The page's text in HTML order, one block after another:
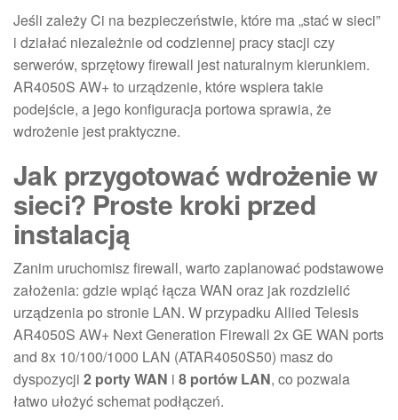
Jeśli zależy Ci na bezpieczeństwie, które ma „stać w sieci”
i działać niezależnie od codziennej pracy stacji czy
serwerów, sprzętowy firewall jest naturalnym kierunkiem.
AR4050S AW+ to urządzenie, które wspiera takie
podejście, a jego konfiguracja portowa sprawia, że
wdrożenie jest praktyczne.
Jak przygotować wdrożenie w
sieci? Proste kroki przed
instalacją
Zanim uruchomisz firewall, warto zaplanować podstawowe
założenia: gdzie wpiąć łącza WAN oraz jak rozdzielić
urządzenia po stronie LAN. W przypadku Allied Telesis
AR4050S AW+ Next Generation Firewall 2x GE WAN ports
and 8x 10/100/1000 LAN (ATAR4050S50) masz do
dyspozycji 2 porty WAN i 8 portów LAN, co pozwala
łatwo ułożyć schemat podłączeń.